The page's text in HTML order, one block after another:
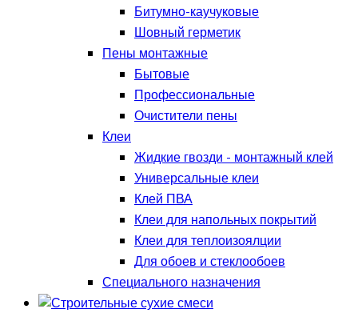
Битумно-каучуковые
Шовный герметик
Пены монтажные
Бытовые
Профессиональные
Очистители пены
Клеи
Жидкие гвозди - монтажный клей
Универсальные клеи
Клей ПВА
Клеи для напольных покрытий
Клеи для теплоизоялции
Для обоев и стеклообоев
Специального назначения